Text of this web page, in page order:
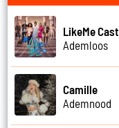
LikeMe Cast
Ademloos
Camille
Ademnood